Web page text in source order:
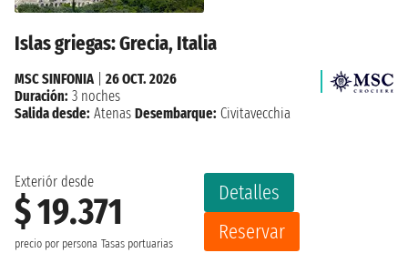
Islas griegas: Grecia, Italia
Exteriór desde
$ 19.371
precio por persona Tasas portuarias
Detalles
Reservar
MSC SINFONIA| 26 OCT. 2026
Duración: 3 noches
Salida desde: Atenas Desembarque: Civitavecchia